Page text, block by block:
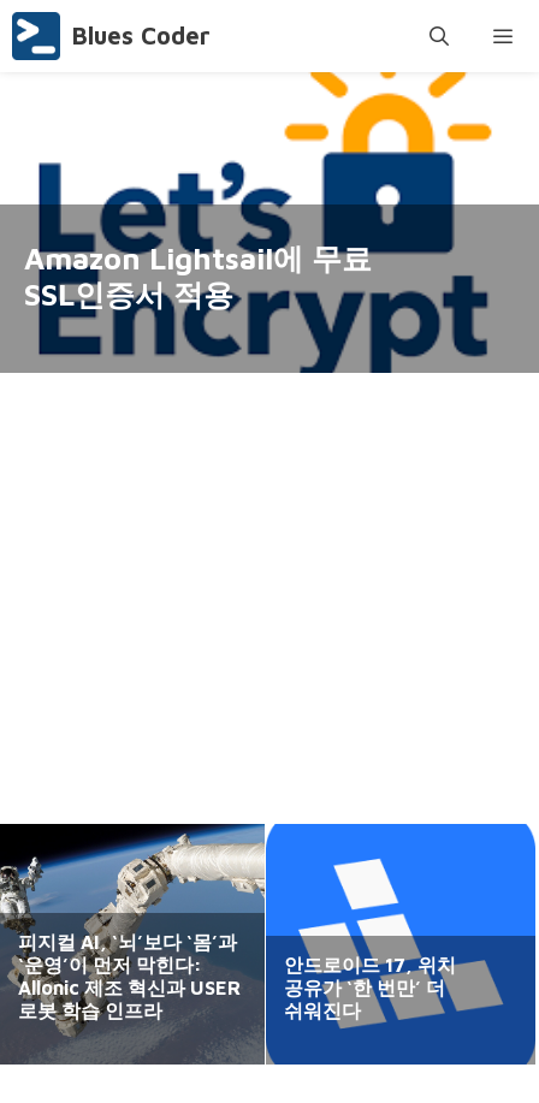
Skip
Blues Coder
Amazon Lightsail에 무료
SSL인증서 적용
피지컬 AI, ‘뇌’보다 ‘몸’과
‘운영’이 먼저 막힌다:
Allonic 제조 혁신과 USER
로봇 학습 인프라
안드로이드 17, 위치
공유가 ‘한 번만’ 더
쉬워진다